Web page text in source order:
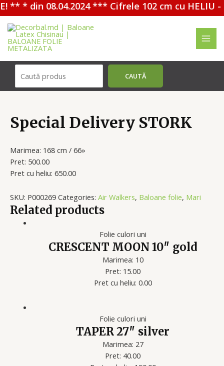
** * din 08.04.2024 *** Cifrele 102 cm cu HELIU -
Перейти
содержимому
CAUTĂ
Special Delivery STORK
Marimea: 168 cm / 66»
Pret: 500.00
Pret cu heliu: 650.00
SKU: P000269 Categories: Air Walkers, Baloane folie, Mari
Related products
Folie culori uni
CRESCENT MOON 10″ gold
Marimea: 10
Pret: 15.00
Pret cu heliu: 0.00
Folie culori uni
TAPER 27″ silver
Marimea: 27
Pret: 40.00